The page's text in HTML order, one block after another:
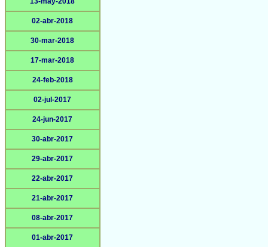
02-abr-2018
30-mar-2018
17-mar-2018
24-feb-2018
02-jul-2017
24-jun-2017
30-abr-2017
29-abr-2017
22-abr-2017
21-abr-2017
08-abr-2017
01-abr-2017